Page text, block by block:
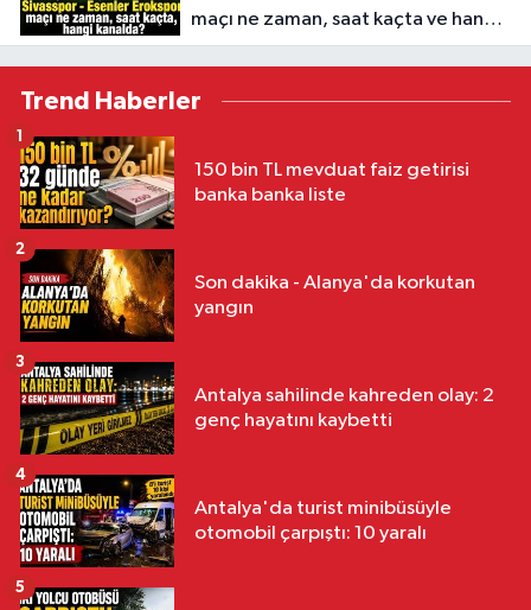
maçı ne zaman, saat kaçta ve hangi
kanalda?
Trend Haberler
150 bin TL mevduat faiz getirisi
banka banka liste
1
Son dakika - Alanya'da korkutan
yangın
2
Antalya sahilinde kahreden olay: 2
genç hayatını kaybetti
3
Antalya'da turist minibüsüyle
otomobil çarpıştı: 10 yaralı
4
5